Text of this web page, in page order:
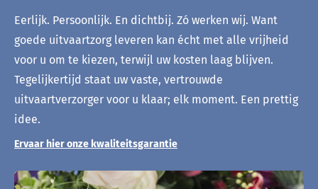
Eerlijk. Persoonlijk. En dichtbij. Zó werken wij. Want
goede uitvaartzorg leveren kan écht met alle vrijheid
voor u om te kiezen, terwijl uw kosten laag blijven.
Tegelijkertijd staat uw vaste, vertrouwde
uitvaartverzorger voor u klaar; elk moment. Een prettig
idee.
Ervaar hier onze kwaliteitsgarantie